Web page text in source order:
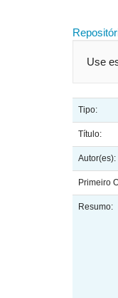
Use
Tipo:
Título:
Autor(es):
Primeiro
Resumo: